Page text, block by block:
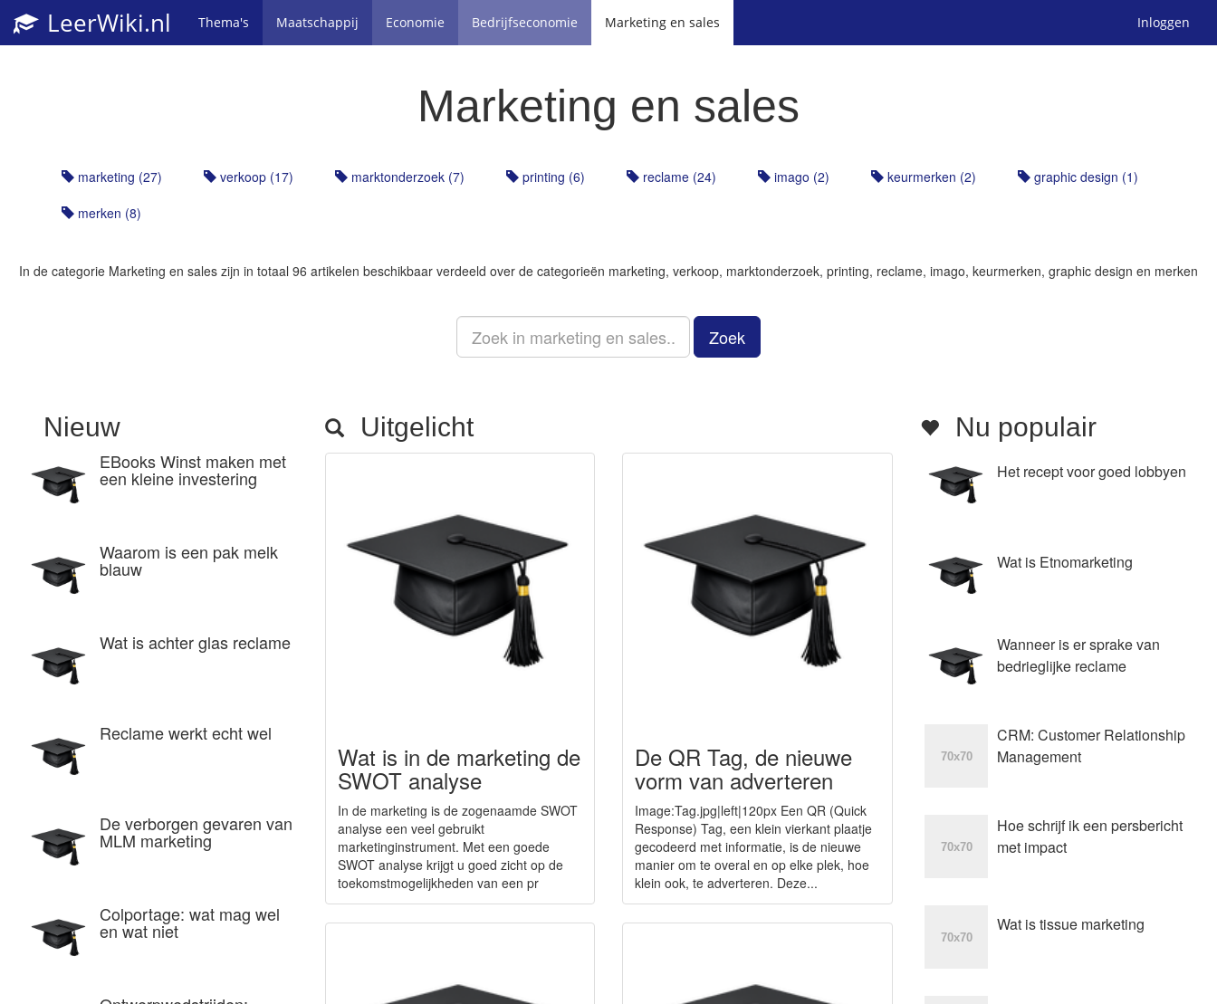
LeerWiki.nl Thema's Maatschappij Economie Bedrijfseconomie Marketing en sales Inloggen
Marketing en sales
marketing (27) verkoop (17) marktonderzoek (7) printing (6) reclame (24) imago (2) keurmerken (2)
graphic design (1)
merken (8)
In de categorie Marketing en sales zijn in totaal 96 artikelen beschikbaar verdeeld over de categorieën marketing, verkoop, marktonderzoek, printing, reclame, imago, keurmerken, graphic design en merken
Zoek
Nieuw
EBooks Winst maken met
een kleine investering
Waarom is een pak melk
blauw
Wat is achter glas reclame
Reclame werkt echt wel
De verborgen gevaren van
MLM marketing
Colportage: wat mag wel
en wat niet
Uitgelicht
Wat is in de marketing de
SWOT analyse
In de marketing is de zogenaamde SWOT
analyse een veel gebruikt
marketinginstrument. Met een goede
SWOT analyse krijgt u goed zicht op de
toekomstmogelijkheden van een pr
De QR Tag, de nieuwe
vorm van adverteren
Image:Tag.jpg|left|120px Een QR (Quick
Response) Tag, een klein vierkant plaatje
gecodeerd met informatie, is de nieuwe
manier om te overal en op elke plek, hoe
klein ook, te adverteren. Deze...
Nu populair
Het recept voor goed lobbyen
Wat is Etnomarketing
Wanneer is er sprake van
bedrieglijke reclame
CRM: Customer Relationship
Management
Hoe schrijf ik een persbericht
met impact
Wat is tissue marketing